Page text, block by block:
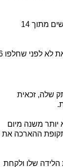
בעד 10 חודשים מתוך 14
היום הקובע לאב מוגדר כיום הפסקת
משנה מיום